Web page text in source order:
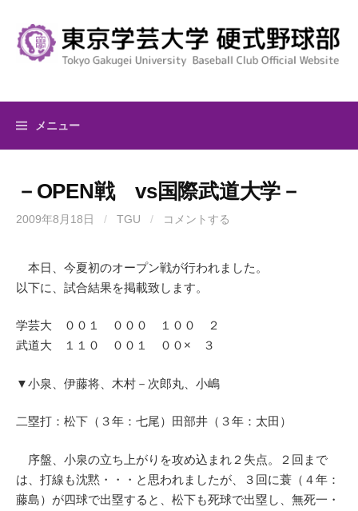
キ
メニュー
－OPEN戦 vs国際武道大学－
2009年8月18日 / TGU / コメントする
本日、今夏初のオープン戦が行われました。
以下に、試合結果を掲載致します。
学芸大 ００１ ０００ １００ ２
武道大 １１０ ００１ ００× ３
▼小泉、伊藤将、木村－次郎丸、小嶋
二塁打：松下（３年：七尾）田部井（３年：太田）
序盤、小泉の立ち上がりを攻め込まれ２失点。２回まで
は、打線も沈黙・・・と思われましたが、３回に蓑（４年：
藤島）が四球で出塁すると、松下も死球で出塁し、無死一・